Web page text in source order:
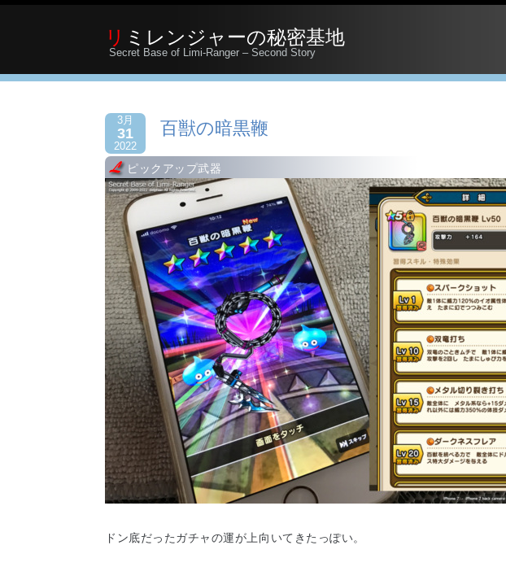
リミレンジャーの秘密基地
Secret Base of Limi-Ranger – Second Story
3月
31
2022
百獣の暗黒鞭
ピックアップ武器
ドン底だったガチャの運が上向いてきたっぽい。